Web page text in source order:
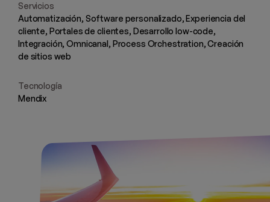
Servicios
Automatización, Software personalizado, Experiencia del
cliente, Portales de clientes, Desarrollo low-code,
Integración, Omnicanal, Process Orchestration, Creación
de sitios web
Tecnología
Mendix